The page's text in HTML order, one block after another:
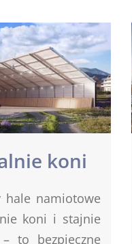
koni
hale namiotowe
koni i stajnie
to bezpieczne